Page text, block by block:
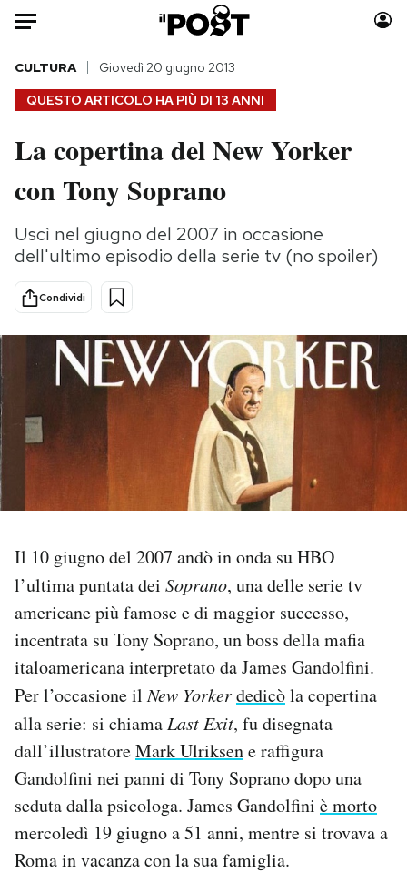
Auto
HOME
Italia
Politica
Tecnologia
Internet
Scienza
Cultura
Economia
Sport
Moda
Storie/Idee
Ok Boomer!
Altrecose
Mondiali calcio 2026
PODCAST
NEWSLETTER
I MIEI PREFERITI
SHOP
AREA PERSONALE
Area Personale
Newsletter
Notifiche mobile
Regala il Post
QUESTO ARTICOLO HA PIÙ DI 13 ANNI
CULTURA Giovedì 20 giugno 2013
La copertina del New Yorker
con Tony Soprano
Uscì nel giugno del 2007 in occasione
dell'ultimo episodio della serie tv (no spoiler)
Condividi
Il 10 giugno del 2007 andò in onda su HBO
l’ultima puntata dei Soprano, una delle serie tv
americane più famose e di maggior successo,
incentrata su Tony Soprano, un boss della mafia
italoamericana interpretato da James Gandolfini.
Per l’occasione ilNew Yorkerdedicòla copertina
alla serie: si chiama Last Exit, fu disegnata
dall’illustratoreMark Ulriksene raffigura
Gandolfini nei panni di Tony Soprano dopo una
seduta dalla psicologa. James Gandolfini è morto
mercoledì 19 giugno a 51 anni, mentre si trovava a
Roma in vacanza con la sua famiglia.